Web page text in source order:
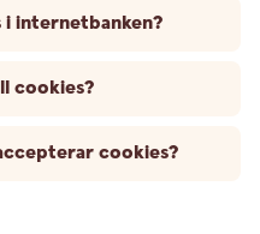
i internetbanken?
cookies?
cookies?